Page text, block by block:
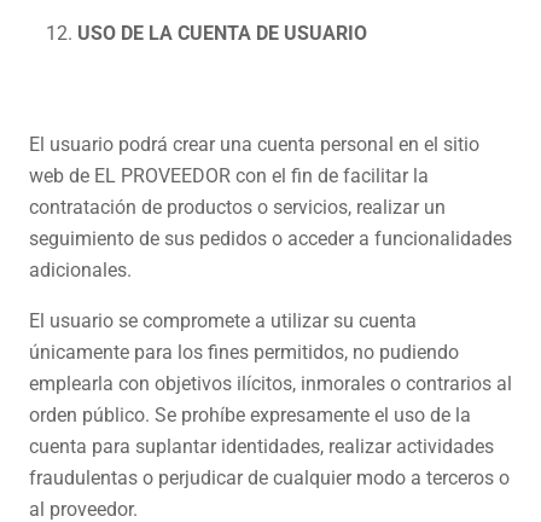
USO DE LA CUENTA DE USUARIO
El usuario podrá crear una cuenta personal en el sitio
web de EL PROVEEDOR con el fin de facilitar la
contratación de productos o servicios, realizar un
seguimiento de sus pedidos o acceder a funcionalidades
adicionales.
El usuario se compromete a utilizar su cuenta
únicamente para los fines permitidos, no pudiendo
emplearla con objetivos ilícitos, inmorales o contrarios al
orden público. Se prohíbe expresamente el uso de la
cuenta para suplantar identidades, realizar actividades
fraudulentas o perjudicar de cualquier modo a terceros o
al proveedor.